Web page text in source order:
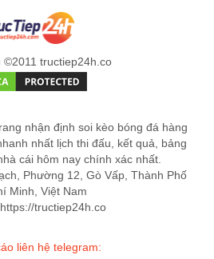
©2011 tructiep24h.co
nhận định soi kèo bóng đá hàng
nhất lịch thi đấu, kết quả, bảng
cái hôm nay chính xác nhất.
Phường 12, Gò Vấp, Thành Phố
Minh, Việt Nam
tructiep24h.co
liên hệ telegram: